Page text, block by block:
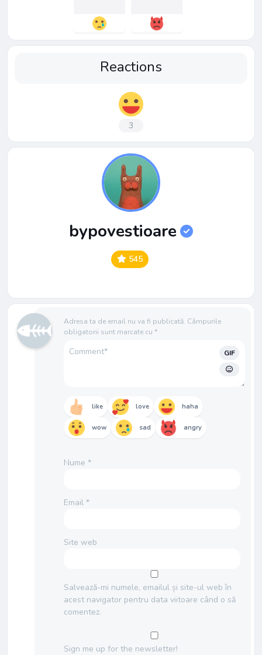
Reactions
3
bypovestioare
545
Adresa ta de email nu va fi publicată. Câmpurile
obligatorii sunt marcate cu *
GIF
like love haha
wow sad angry
Nume *
Email *
Site web
Salvează-mi numele, emailul și site-ul web în
acest navigator pentru data viitoare când o să
comentez.
Sign me up for the newsletter!